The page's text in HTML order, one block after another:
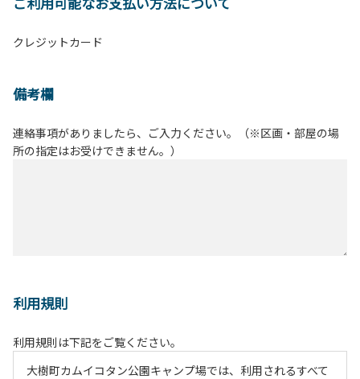
クレジットカード
備考欄
連絡事項がありましたら、ご入力ください。（※区画・部屋の場
所の指定はお受けできません。）
利用規則
利用規則は下記をご覧ください。
大樹町カムイコタン公園キャンプ場では、利用されるすべて